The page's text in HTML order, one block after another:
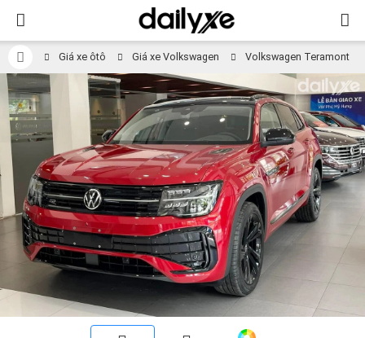
Giá xe ôtô Giá xe Volkswagen Volkswagen Teramont